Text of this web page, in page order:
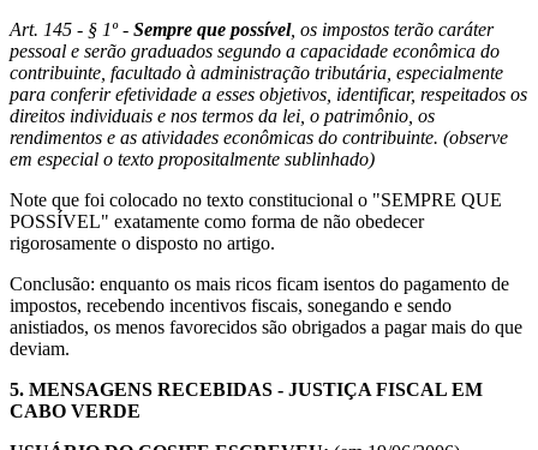
Art. 145 - § 1º - Sempre que possível, os impostos terão caráter
pessoal e serão graduados segundo a capacidade econômica do
contribuinte, facultado à administração tributária, especialmente
para conferir efetividade a esses objetivos, identificar, respeitados os
direitos individuais e nos termos da lei, o patrimônio, os
rendimentos e as atividades econômicas do contribuinte. (observe
em especial o texto propositalmente sublinhado)
Note que foi colocado no texto constitucional o "SEMPRE QUE
POSSÍVEL" exatamente como forma de não obedecer
rigorosamente o disposto no artigo.
Conclusão: enquanto os mais ricos ficam isentos do pagamento de
impostos, recebendo incentivos fiscais, sonegando e sendo
anistiados, os menos favorecidos são obrigados a pagar mais do que
deviam.
5. MENSAGENS RECEBIDAS - JUSTIÇA FISCAL EM
CABO VERDE